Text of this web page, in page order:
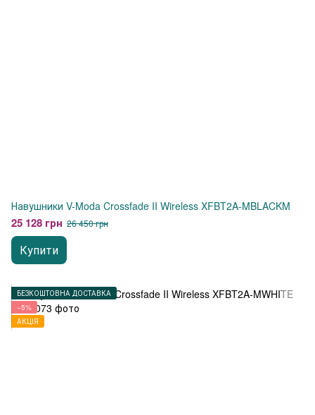
Навушники V-Moda Crossfade II Wireless XFBT2A-MBLACKM
25 128 грн 26 450 грн
Купити
БЕЗКОШТОВНА ДОСТАВКА
−5%
АКЦІЯ